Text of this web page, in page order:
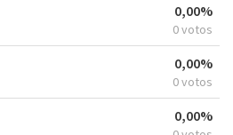
0,00%
0 votos
0,00%
0 votos
0,00%